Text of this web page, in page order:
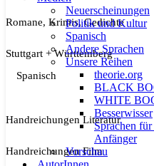
Neuerscheinungen
Politik und Kultur
Spanisch
Andere Sprachen
Unsere Reihen
theorie.org
BLACK
WHITE
Besserwisser
Sprachen für
Anfänger
Vorschau
Romane, Krimis, Gedichte
Stuttgart + Württemberg
Spanisch
Handreichungen Literatur
Handreichungen Film